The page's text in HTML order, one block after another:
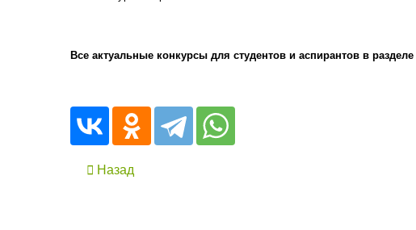
Все актуальные конкурсы для студентов и аспирантов в разделе
Назад